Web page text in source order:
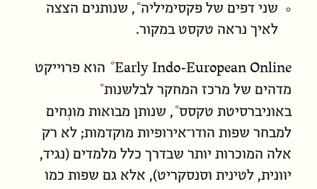
שני דפים של פקסימיליה , שנותנים הצצה
לאיך נראה טקסט במקור.
Early Indo-European Online
הוא פרוייקט
מדהים של מרכז המחקר לבלשנות
באוניברסיטת טקסס , שנותן מבואות מונְחים
למבחר שפות הודו־אירופיות מוקדמות; לא רק
אלה המוכרות יותר שבדרך כלל מלמדים (נגיד,
יוונית, לטינית וסנסקריט), אלא גם שפות כמו